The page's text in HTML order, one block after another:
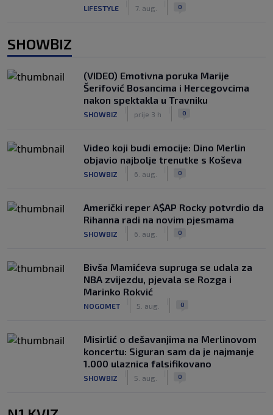
LIFESTYLE 7. aug. 0
SHOWBIZ
(VIDEO) Emotivna poruka Marije
Šerifović Bosancima i Hercegovcima
nakon spektakla u Travniku
SHOWBIZ prije 3 h 0
Video koji budi emocije: Dino Merlin
objavio najbolje trenutke s Koševa
SHOWBIZ 6. aug. 0
Američki reper A$AP Rocky potvrdio da
Rihanna radi na novim pjesmama
SHOWBIZ 6. aug. 0
Bivša Mamićeva supruga se udala za
NBA zvijezdu, pjevala se Rozga i
Marinko Rokvić
NOGOMET 5. aug. 0
Misirlić o dešavanjima na Merlinovom
koncertu: Siguran sam da je najmanje
1.000 ulaznica falsifikovano
SHOWBIZ 5. aug. 0